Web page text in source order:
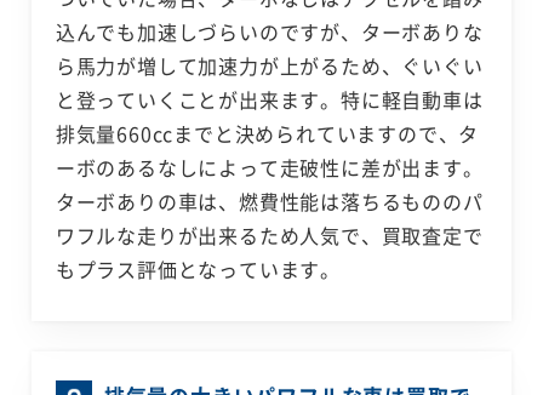
込んでも加速しづらいのですが、ターボありな
ら馬力が増して加速力が上がるため、ぐいぐい
と登っていくことが出来ます。特に軽自動車は
排気量660ccまでと決められていますので、タ
ーボのあるなしによって走破性に差が出ます。
ターボありの車は、燃費性能は落ちるもののパ
ワフルな走りが出来るため人気で、買取査定で
もプラス評価となっています。